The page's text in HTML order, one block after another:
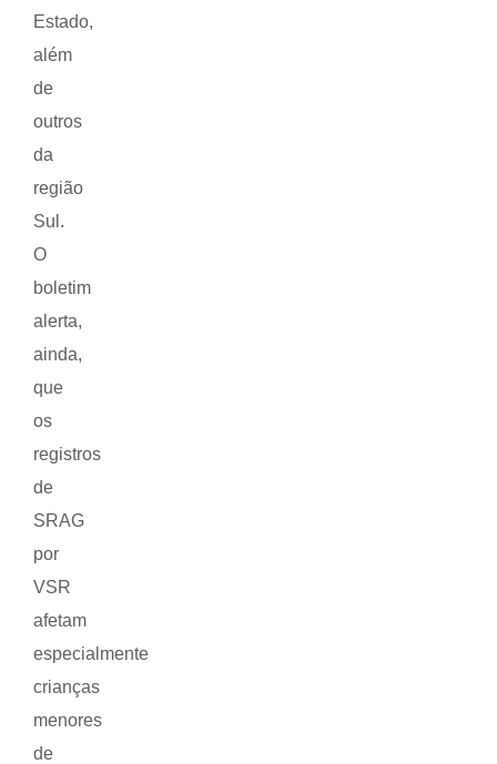
Estado,
além
de
outros
da
região
Sul.
O
boletim
alerta,
ainda,
que
os
registros
de
SRAG
por
VSR
afetam
especialmente
crianças
menores
de